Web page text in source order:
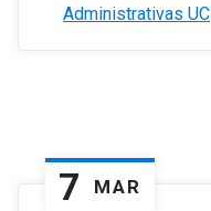
Administrativas UC
7 MAR